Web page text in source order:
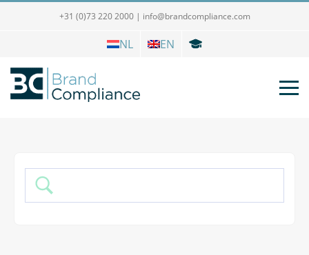
+31 (0)73 220 2000 | info@brandcompliance.com
NL EN